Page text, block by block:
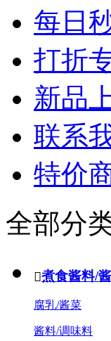
每日
打折
新品
联系
特价
全部分
煮食酱料/
腐乳/酱菜
酱料/调味料